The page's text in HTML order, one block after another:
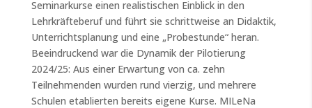
Seminarkurse einen realistischen Einblick in den
Lehrkräfteberuf und führt sie schrittweise an Didaktik,
Unterrichtsplanung und eine „Probestunde“ heran.
Beeindruckend war die Dynamik der Pilotierung
2024/25: Aus einer Erwartung von ca. zehn
Teilnehmenden wurden rund vierzig, und mehrere
Schulen etablierten bereits eigene Kurse. MILeNa